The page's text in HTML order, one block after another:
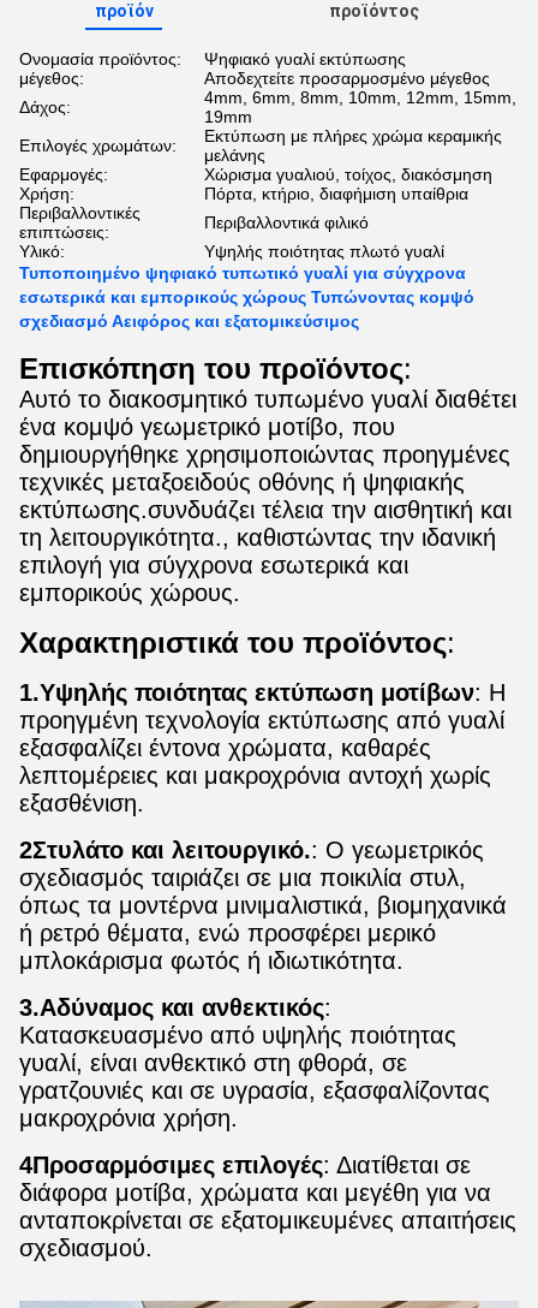
προϊόν
προϊόντος
Ονομασία προϊόντος:
Ψηφιακό γυαλί εκτύπωσης
μέγεθος:
Αποδεχτείτε προσαρμοσμένο μέγεθος
Δάχος:
4mm, 6mm, 8mm, 10mm, 12mm, 15mm,
19mm
Επιλογές χρωμάτων:
Εκτύπωση με πλήρες χρώμα κεραμικής
μελάνης
Εφαρμογές:
Χώρισμα γυαλιού, τοίχος, διακόσμηση
Χρήση:
Πόρτα, κτήριο, διαφήμιση υπαίθρια
Περιβαλλοντικές
επιπτώσεις:
Περιβαλλοντικά φιλικό
Υλικό:
Υψηλής ποιότητας πλωτό γυαλί
Τυποποιημένο ψηφιακό τυπωτικό γυαλί για σύγχρονα
εσωτερικά και εμπορικούς χώρους Τυπώνοντας κομψό
σχεδιασμό Αειφόρος και εξατομικεύσιμος
Επισκόπηση του προϊόντος:
Αυτό το διακοσμητικό τυπωμένο γυαλί διαθέτει
ένα κομψό γεωμετρικό μοτίβο, που
δημιουργήθηκε χρησιμοποιώντας προηγμένες
τεχνικές μεταξοειδούς οθόνης ή ψηφιακής
εκτύπωσης.συνδυάζει τέλεια την αισθητική και
τη λειτουργικότητα., καθιστώντας την ιδανική
επιλογή για σύγχρονα εσωτερικά και
εμπορικούς χώρους.
Χαρακτηριστικά του προϊόντος:
1.Υψηλής ποιότητας εκτύπωση μοτίβων: Η
προηγμένη τεχνολογία εκτύπωσης από γυαλί
εξασφαλίζει έντονα χρώματα, καθαρές
λεπτομέρειες και μακροχρόνια αντοχή χωρίς
εξασθένιση.
2Στυλάτο και λειτουργικό.: Ο γεωμετρικός
σχεδιασμός ταιριάζει σε μια ποικιλία στυλ,
όπως τα μοντέρνα μινιμαλιστικά, βιομηχανικά
ή ρετρό θέματα, ενώ προσφέρει μερικό
μπλοκάρισμα φωτός ή ιδιωτικότητα.
3.Αδύναμος και ανθεκτικός:
Κατασκευασμένο από υψηλής ποιότητας
γυαλί, είναι ανθεκτικό στη φθορά, σε
γρατζουνιές και σε υγρασία, εξασφαλίζοντας
μακροχρόνια χρήση.
4Προσαρμόσιμες επιλογές: Διατίθεται σε
διάφορα μοτίβα, χρώματα και μεγέθη για να
ανταποκρίνεται σε εξατομικευμένες απαιτήσεις
σχεδιασμού.